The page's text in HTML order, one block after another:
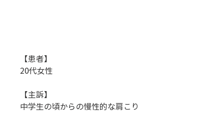
【患者】
20代女性
【主訴】
中学生の頃からの慢性的な肩こり